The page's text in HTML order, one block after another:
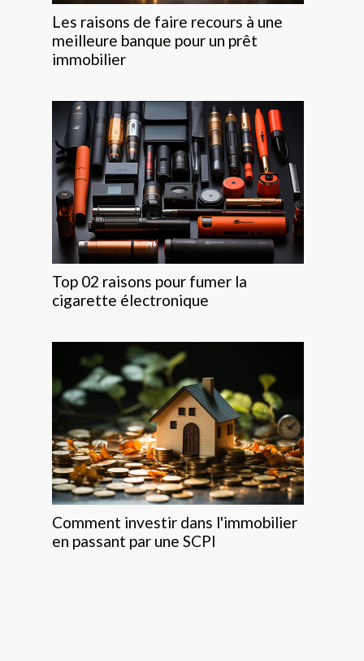
Les raisons de faire recours à une
meilleure banque pour un prêt
immobilier
Top 02 raisons pour fumer la
cigarette électronique
Comment investir dans l'immobilier
en passant par une SCPI